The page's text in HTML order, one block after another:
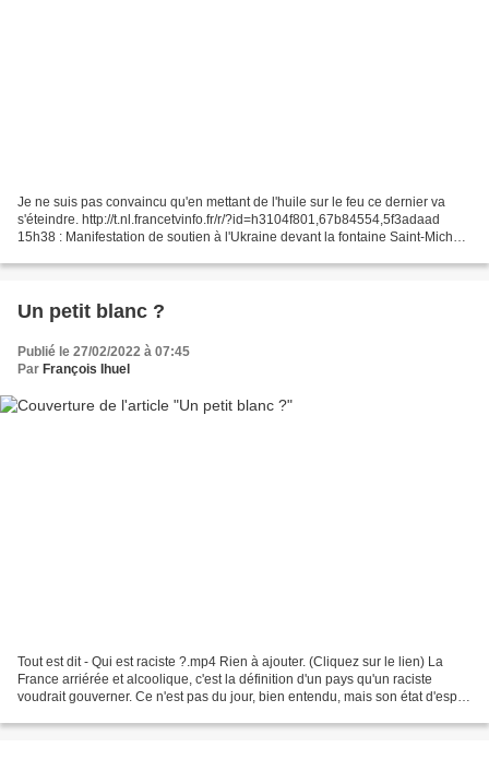
Je ne suis pas convaincu qu'en mettant de l'huile sur le feu ce dernier va
s'éteindre. http://t.nl.francetvinfo.fr/r/?id=h3104f801,67b84554,5f3adaad
15h38 : Manifestation de soutien à l'Ukraine devant la fontaine Saint-Michel
Un petit blanc ?
Publié le 27/02/2022 à 07:45
Par François Ihuel
Tout est dit - Qui est raciste ?.mp4 Rien à ajouter. (Cliquez sur le lien) La
France arriérée et alcoolique, c'est la définition d'un pays qu'un raciste
voudrait gouverner. Ce n'est pas du jour, bien entendu, mais son état d'esprit